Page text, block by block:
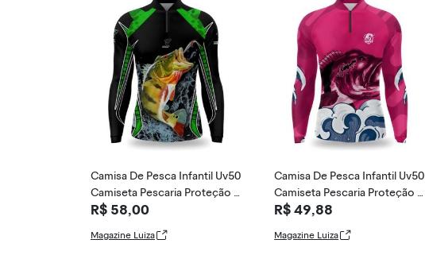
Camisa De Pesca Infantil Uv50
Camiseta Pescaria Proteção U
v - Duart Fi
R$ 58,00
Magazine Luiza
Camisa De Pesca Infantil Uv50
Camiseta Pescaria Proteção U
v - Duart Fi
R$ 49,88
Magazine Luiza